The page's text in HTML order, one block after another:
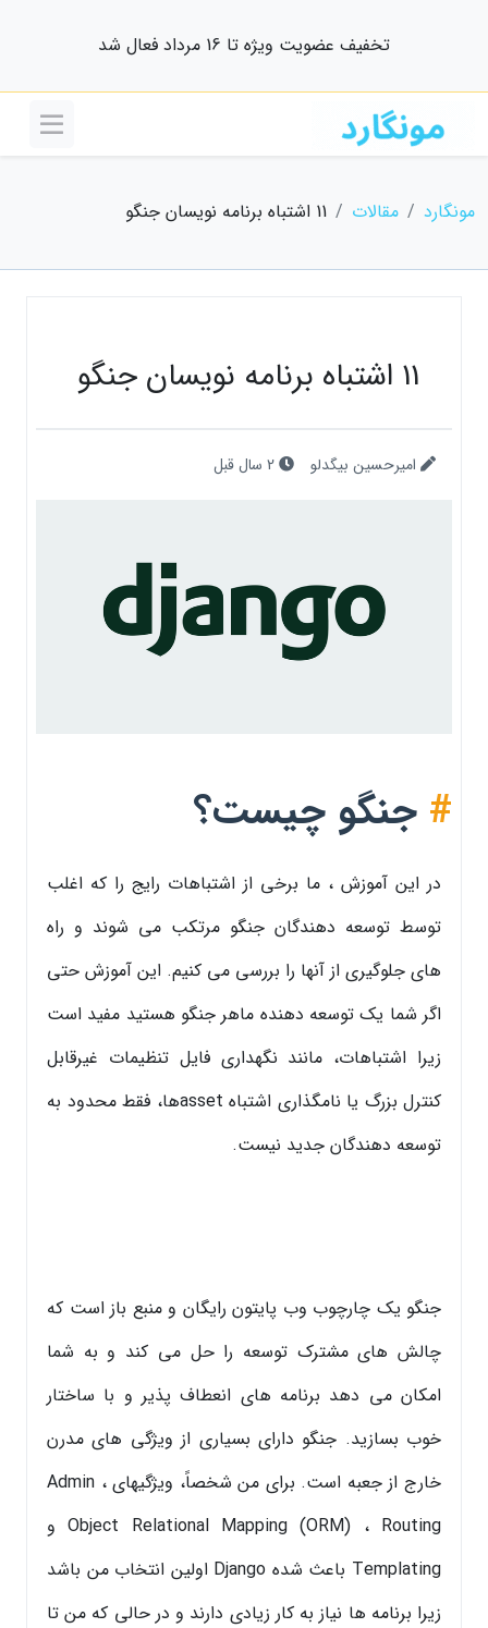
تخفیف عضویت ویژه تا 16 مرداد فعال شد
مونگارد مقالات 11 اشتباه برنامه نویسان جنگو
11 اشتباه برنامه نویسان جنگو
امیرحسین بیگدلو
# جنگو چیست؟
در این آموزش ، ما برخی از اشتباهات رایج را که اغلب
توسط توسعه دهندگان جنگو مرتکب می شوند و راه
های جلوگیری از آنها را بررسی می کنیم. این آموزش حتی
اگر شما یک توسعه دهنده ماهر جنگو هستید مفید است
زیرا اشتباهات، مانند نگهداری فایل تنظیمات غیرقابل
کنترل بزرگ یا نامگذاری اشتباه assetها، فقط محدود به
توسعه دهندگان جدید نیست.
جنگو یک چارچوب وب پایتون رایگان و منبع باز است که
چالش های مشترک توسعه را حل می کند و به شما
امکان می دهد برنامه های انعطاف پذیر و با ساختار
خوب بسازید. جنگو دارای بسیاری از ویژگی های مدرن
خارج از جعبه است. برای من شخصاً، ویژگیهای Admin ،
Object Relational Mapping (ORM) ، Routing و
Templating باعث شده Django اولین انتخاب من باشد
زیرا برنامه ها نیاز به کار زیادی دارند و در حالی که من تا